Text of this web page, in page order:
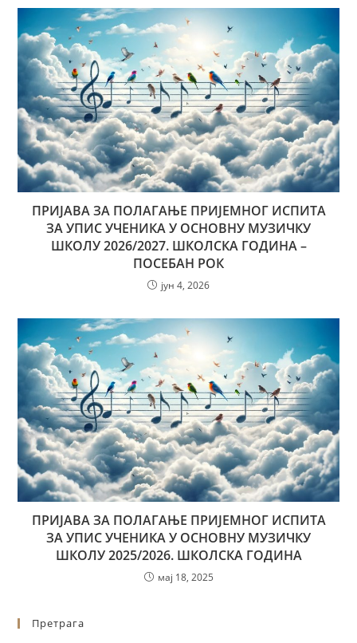
ПРИЈАВА ЗА ПОЛАГАЊЕ ПРИЈЕМНОГ ИСПИТА
ЗА УПИС УЧЕНИКА У ОСНОВНУ МУЗИЧКУ
ШКОЛУ 2026/2027. ШКОЛСКА ГОДИНА –
ПОСЕБАН РОК
јун 4, 2026
ПРИЈАВА ЗА ПОЛАГАЊЕ ПРИЈЕМНОГ ИСПИТА
ЗА УПИС УЧЕНИКА У ОСНОВНУ МУЗИЧКУ
ШКОЛУ 2025/2026. ШКОЛСКА ГОДИНА
мај 18, 2025
Претрага